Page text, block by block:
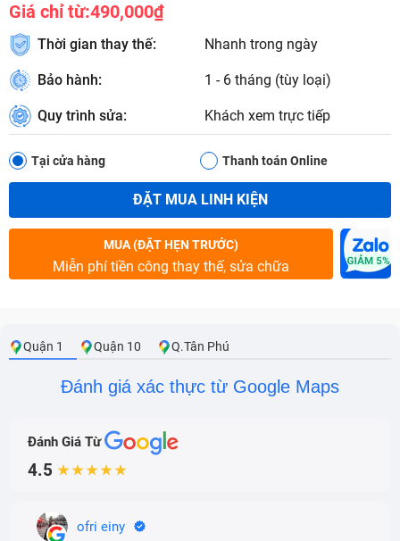
Giá chỉ từ:490,000₫
Thời gian thay thế: Nhanh trong ngày
Bảo hành: 1 - 6 tháng (tùy loại)
Quy trình sửa: Khách xem trực tiếp
Tại cửa hàng Thanh toán Online
ĐẶT MUA LINH KIỆN
MUA (ĐẶT HẸN TRƯỚC)
Miễn phí tiền công thay thế, sửa chữa
Quận 1 Quận 10 Q.Tân Phú
Đánh giá xác thực từ Google Maps
Đánh Giá Từ
4.5 ★★★★★
ofri einy